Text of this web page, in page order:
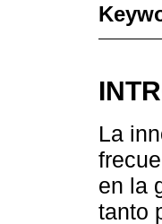
La
en la
tanto